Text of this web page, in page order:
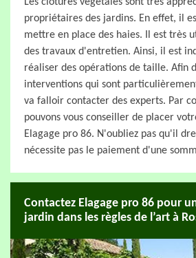
propriétaires des jardins. En effet, il
mettre en place des haies. Il est très
des travaux d'entretien. Ainsi, il est
réaliser des opérations de taille. Afin
interventions qui sont
va falloir contacter des experts. Par
pouvons vous conseiller de placer
Elagage pro 86. N'oubliez pas qu'il
nécessite pas le paiement d'une
Contactez Elagage pro 86 pour
jardin dans les règles de l’art à